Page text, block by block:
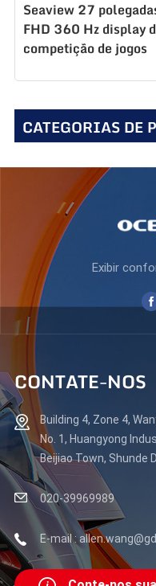
Seaview 27
FHD 360 Hz display
competição de jogos
lançado novo
AZ270F360
CATEGORIAS DE
Exibir
CONTATE-NOS
Building 4, Zone 4,
No. 1, Huangyong
Beijiao Town, Shunde
020-39969989
E-mail :